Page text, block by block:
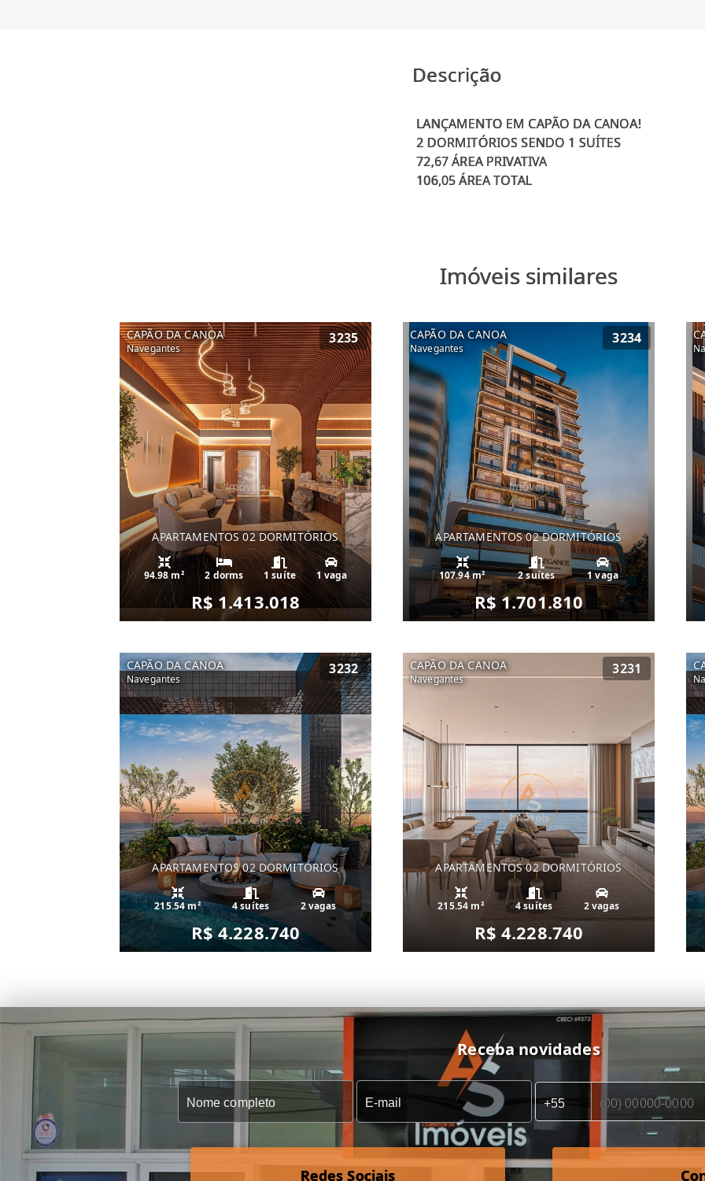
Descrição
LANÇAMENTO EM CAPÃO DA CANOA!
2 DORMITÓRIOS SENDO 1 SUÍTES
72,67 ÁREA PRIVATIVA
106,05 ÁREA TOTAL
Imóveis similares
CAPÃO DA CANOA
Navegantes
3235
APARTAMENTOS 02 DORMITÓRIOS
94.98 m² 2 dorms 1 suíte 1 vaga
R$ 1.413.018
CAPÃO DA CANOA
Navegantes
3234
APARTAMENTOS 02 DORMITÓRIOS
107.94 m² 2 suítes 1 vaga
R$ 1.701.810
CAPÃO DA CANOA
Navegantes
3232
APARTAMENTOS 02 DORMITÓRIOS
215.54 m² 4 suítes 2 vagas
R$ 4.228.740
CAPÃO DA CANOA
Navegantes
3231
APARTAMENTOS 02 DORMITÓRIOS
215.54 m² 4 suítes 2 vagas
R$ 4.228.740
Receba novidades
Redes Sociais